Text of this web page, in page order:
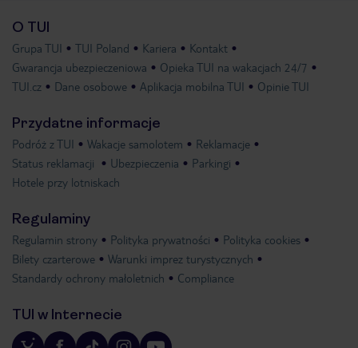
O TUI
Grupa TUI TUI Poland Kariera
Kontakt
Gwarancja ubezpieczeniowa
Opieka TUI na wakacjach 24/7
TUI.cz
Dane osobowe Aplikacja mobilna TUI Opinie TUI
Przydatne informacje
Podróż z TUI Wakacje samolotem
Reklamacje
Status reklamacji
Ubezpieczenia
Parkingi
Hotele przy lotniskach
Regulaminy
Regulamin strony Polityka prywatności
Polityka cookies
Bilety czarterowe
Warunki imprez turystycznych
Standardy ochrony małoletnich
Compliance
TUI w Internecie